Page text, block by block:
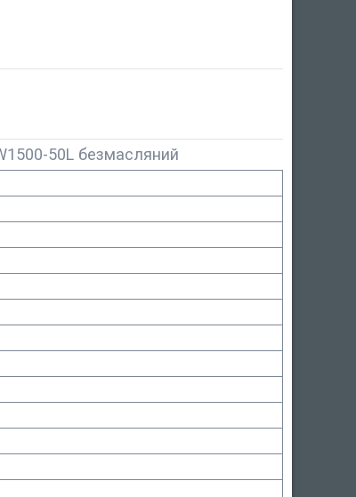
50L безмасляний